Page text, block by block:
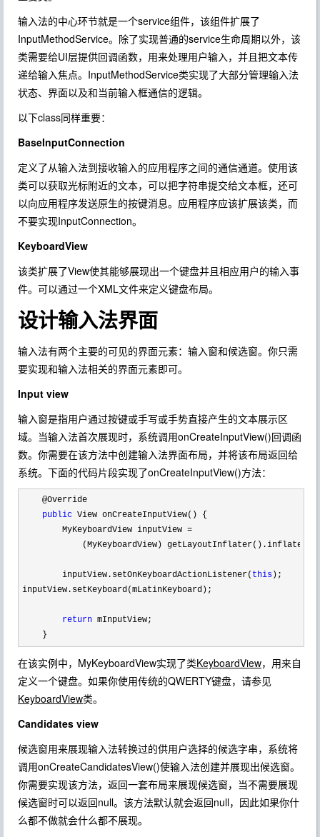
输入法的中心环节就是一个service组件，该组件扩展了
InputMethodService。除了实现普通的service生命周期以外，该
类需要给UI层提供回调函数，用来处理用户输入，并且把文本传
递给输入焦点。InputMethodService类实现了大部分管理输入法
状态、界面以及和当前输入框通信的逻辑。
以下class同样重要：
BaseInputConnection
定义了从输入法到接收输入的应用程序之间的通信通道。使用该
类可以获取光标附近的文本，可以把字符串提交给文本框，还可
以向应用程序发送原生的按键消息。应用程序应该扩展该类，而
不要实现InputConnection。
KeyboardView
该类扩展了View使其能够展现出一个键盘并且相应用户的输入事
件。可以通过一个XML文件来定义键盘布局。
设计输入法界面
输入法有两个主要的可见的界面元素：输入窗和候选窗。你只需
要实现和输入法相关的界面元素即可。
Input view
输入窗是指用户通过按键或手写或手势直接产生的文本展示区
域。当输入法首次展现时，系统调用onCreateInputView()回调函
数。你需要在该方法中创建输入法界面布局，并将该布局返回给
系统。下面的代码片段实现了onCreateInputView()方法：
    @Override
public View onCreateInputView() {
        MyKeyboardView inputView
=
(MyKeyboardView) getLayoutInflater().inflate(
        inputView.setOnKeyboardActionListener(
this );
inputView.setKeyboard(mLatinKeyboard);
return mInputView;
    }
在该实例中，MyKeyboardView实现了类KeyboardView，用来自
定义一个键盘。如果你使用传统的QWERTY键盘，请参见
KeyboardView类。
Candidates view
候选窗用来展现输入法转换过的供用户选择的候选字串，系统将
调用onCreateCandidatesView()使输入法创建并展现出候选窗。
你需要实现该方法，返回一套布局来展现候选窗，当不需要展现
候选窗时可以返回null。该方法默认就会返回null，因此如果你什
么都不做就会什么都不展现。